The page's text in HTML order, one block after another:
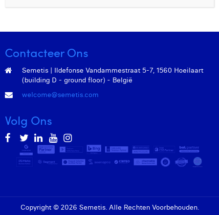
Contacteer Ons
Semetis | Ildefonse Vandammestraat 5-7, 1560 Hoeilaart
(building D - ground floor) - België
welcome@semetis.com
Volg Ons
Copyright © 2026 Semetis. Alle Rechten Voorbehouden.